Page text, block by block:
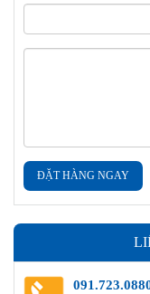
ĐẶT HÀNG NGAY